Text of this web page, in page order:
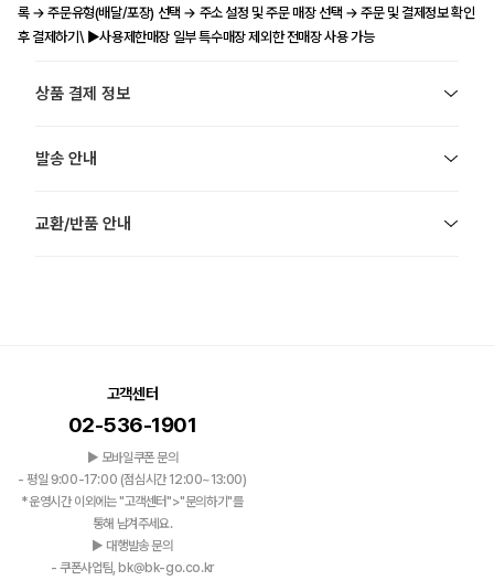
록 → 주문유형(배달/포장) 선택 → 주소 설정 및 주문 매장 선택 → 주문 및 결제정보 확인
후 결제하기\ ▶사용제한매장 일부 특수매장 제외한 전매장 사용 가능
상품 결제 정보
발송 안내
교환/반품 안내
고객센터
02-536-1901
▶ 모바일쿠폰 문의
- 평일 9:00-17:00 (점심시간 12:00~13:00)
*운영시간 이외에는 "고객센터">"문의하기"를
통해 남겨주세요.
▶ 대행발송 문의
- 쿠폰사업팀, bk@bk-go.co.kr